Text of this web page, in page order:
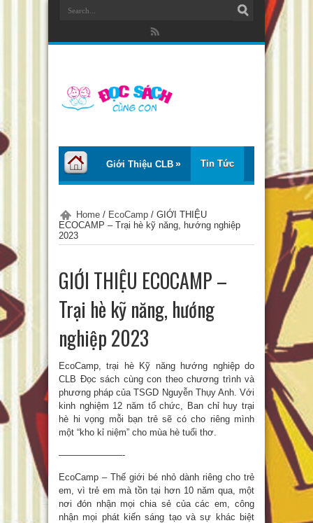
Giới Thiệu CLB Tin Tức
Tư Vấn – Chia Sẻ Thơ – Truyện
Chào Tiếng Việt
Trại Hè Thanh Thiếu Nhi EcoCamp
Home / EcoCamp / GIỚI THIỆU
ECOCAMP – Trại hè kỹ năng, hướng nghiệp
2023
GIỚI THIỆU ECOCAMP –
Trại hè kỹ năng, hướng
nghiệp 2023
EcoCamp, trại hè Kỹ năng hướng nghiệp do
CLB Đọc sách cùng con theo chương trình và
phương pháp của TSGD Nguyễn Thụy Anh. Với
kinh nghiệm 12 năm tổ chức, Ban chỉ huy trại
hè hi vọng mỗi bạn trẻ sẽ có cho riêng mình
một “kho kỉ niệm” cho mùa hè tuổi thơ.
———————-
EcoCamp – Thế giới bé nhỏ dành riêng cho trẻ
em, vì trẻ em mà tồn tại hơn 10 năm qua, một
nơi đón nhận mọi chia sẻ của các em, công
nhận mọi phát kiến sáng tạo và sự khác biệt